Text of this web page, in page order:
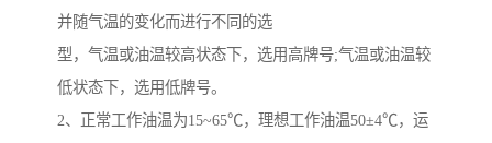
并随气温的变化而进行不同的选
型，气温或油温较高状态下，选用高牌号;气温或油温较
低状态下，选用低牌号。
2、正常工作油温为15~65℃，理想工作油温50±4℃，运